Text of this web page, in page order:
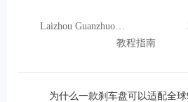
Laizhou Guanzhuo
教程指南
为什么一款刹车盘可以适配全